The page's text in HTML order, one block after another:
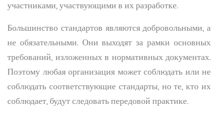
участниками, участвующими в их разработке.
Большинство стандартов являются добровольными, а
не обязательными. Они выходят за рамки основных
требований, изложенных в нормативных документах.
Поэтому любая организация может соблюдать или не
соблюдать соответствующие стандарты, но те, кто их
соблюдает, будут следовать передовой практике.